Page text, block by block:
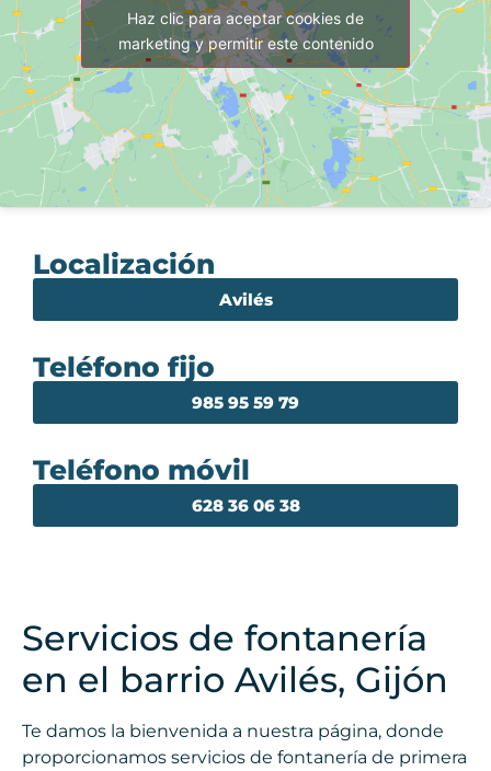
Haz clic para aceptar cookies de
marketing y permitir este contenido
Localización
Avilés
Teléfono fijo
985 95 59 79
Teléfono móvil
628 36 06 38
Servicios de fontanería
en el barrio Avilés, Gijón
Te damos la bienvenida a nuestra página, donde
proporcionamos servicios de fontanería de primera